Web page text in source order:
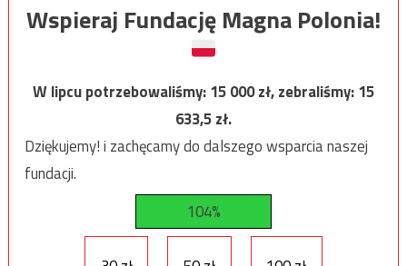
Wspieraj Fundację Magna Polonia!
W lipcu potrzebowaliśmy:15 000zł, zebraliśmy:15
633,5zł.
Dziękujemy! i zachęcamy do dalszego wsparcia naszej
fundacji.
104%